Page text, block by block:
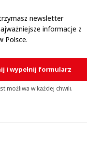
newsletter
informacje z
Polsce.
i wypełnij formularz
możliwa w każdej chwili.